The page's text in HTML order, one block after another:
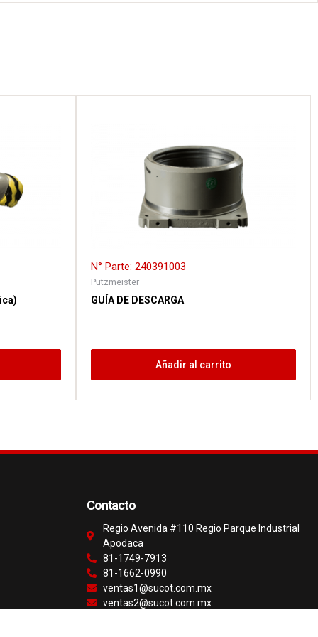
N° Parte: 240391003
Putzmeister
GUÍA DE DESCARGA
Añadir al carrito
Contacto
Regio Avenida #110 Regio Parque Industrial
Apodaca
81-1749-7913
81-1662-0990
ventas1@sucot.com.mx
ventas2@sucot.com.mx